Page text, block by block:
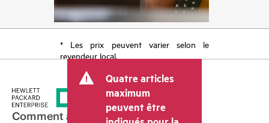
* Les prix peuvent varier selon le
revendeur local.
Quatre articles
maximum
peuvent être
Comment acheter